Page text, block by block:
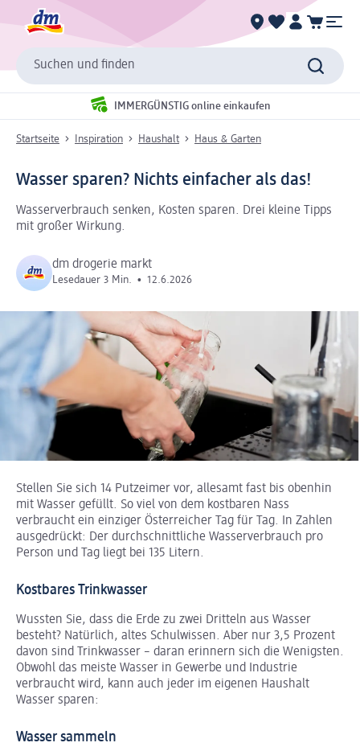
Suchen und finden
IMMERGÜNSTIG online einkaufen
Startseite Inspiration Haushalt Haus & Garten
Wasser sparen? Nichts einfacher als das!
Wasserverbrauch senken, Kosten sparen. Drei kleine Tipps
mit großer Wirkung.
dm drogerie markt
Lesedauer 3 Min. • 12.6.2026
Stellen Sie sich 14 Putzeimer vor, allesamt fast bis obenhin
mit Wasser gefüllt. So viel von dem kostbaren Nass
verbraucht ein einziger Österreicher Tag für Tag. In Zahlen
ausgedrückt: Der durchschnittliche Wasserverbrauch pro
Person und Tag liegt bei 135 Litern.
Kostbares Trinkwasser
Wussten Sie, dass die Erde zu zwei Dritteln aus Wasser
besteht? Natürlich, altes Schulwissen. Aber nur 3,5 Prozent
davon sind Trinkwasser – daran erinnern sich die Wenigsten.
Obwohl das meiste Wasser in Gewerbe und Industrie
verbraucht wird, kann auch jeder im eigenen Haushalt
Wasser sparen:
Wasser sammeln